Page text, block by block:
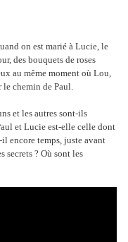
on est marié à Lucie, le
des bouquets de roses
au même moment où Lou,
le chemin de Paul.
et les autres sont-ils
et Lucie est-elle celle dont
encore temps, juste avant
secrets ? Où sont les